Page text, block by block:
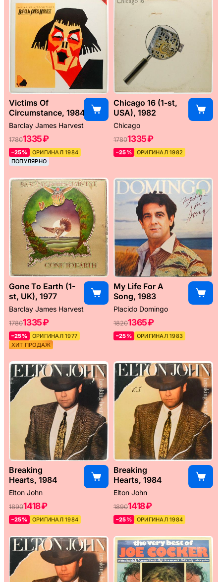
Victims Of
Circumstance, 1984
Barclay James Harvest
17801335 ₽
–25%
ОРИГИНАЛ 1984
ПОПУЛЯРНО
Chicago 16 (1-st,
USA), 1982
Chicago
17801335 ₽
–25% ОРИГИНАЛ 1982
Gone To Earth (1-
st, UK), 1977
Barclay James Harvest
17801335 ₽
–25%
ОРИГИНАЛ 1977
ХИТ ПРОДАЖ
My Life For A
Song, 1983
Placido Domingo
18201365 ₽
–25% ОРИГИНАЛ 1983
Breaking
Hearts, 1984
Elton John
18901418 ₽
–25% ОРИГИНАЛ 1984
Breaking
Hearts, 1984
Elton John
18901418 ₽
–25% ОРИГИНАЛ 1984